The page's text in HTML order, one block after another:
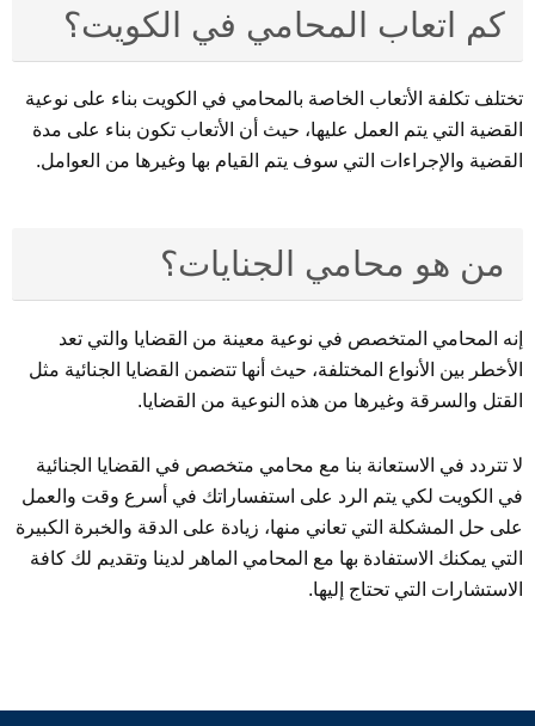
كم اتعاب المحامي في الكويت؟
تختلف تكلفة الأتعاب الخاصة بالمحامي في الكويت بناء على نوعية
القضية التي يتم العمل عليها، حيث أن الأتعاب تكون بناء على مدة
القضية والإجراءات التي سوف يتم القيام بها وغيرها من العوامل.
من هو محامي الجنايات؟
إنه المحامي المتخصص في نوعية معينة من القضايا والتي تعد
الأخطر بين الأنواع المختلفة، حيث أنها تتضمن القضايا الجنائية مثل
القتل والسرقة وغيرها من هذه النوعية من القضايا.
لا تتردد في الاستعانة بنا مع محامي متخصص في القضايا الجنائية
في الكويت لكي يتم الرد على استفساراتك في أسرع وقت والعمل
على حل المشكلة التي تعاني منها، زيادة على الدقة والخبرة الكبيرة
التي يمكنك الاستفادة بها مع المحامي الماهر لدينا وتقديم لك كافة
الاستشارات التي تحتاج إليها.